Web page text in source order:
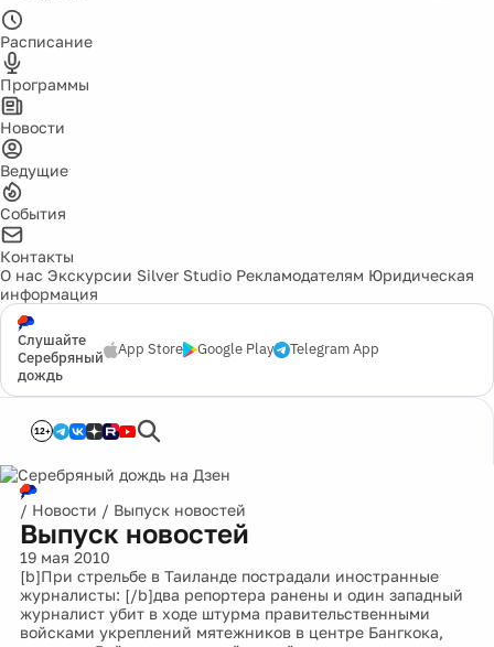
Расписание
Программы
Новости
Ведущие
События
Контакты
О нас Экскурсии Silver Studio Рекламодателям Юридическая
информация
Слушайте
Серебряный
дождь
App Store Google Play Telegram App
12+
/ Новости / Выпуск новостей
Выпуск новостей
19 мая 2010
[b]При стрельбе в Таиланде пострадали иностранные
журналисты: [/b]два репортера ранены и один западный
журналист убит в ходе штурма правительственными
войсками укреплений мятежников в центре Бангкока,